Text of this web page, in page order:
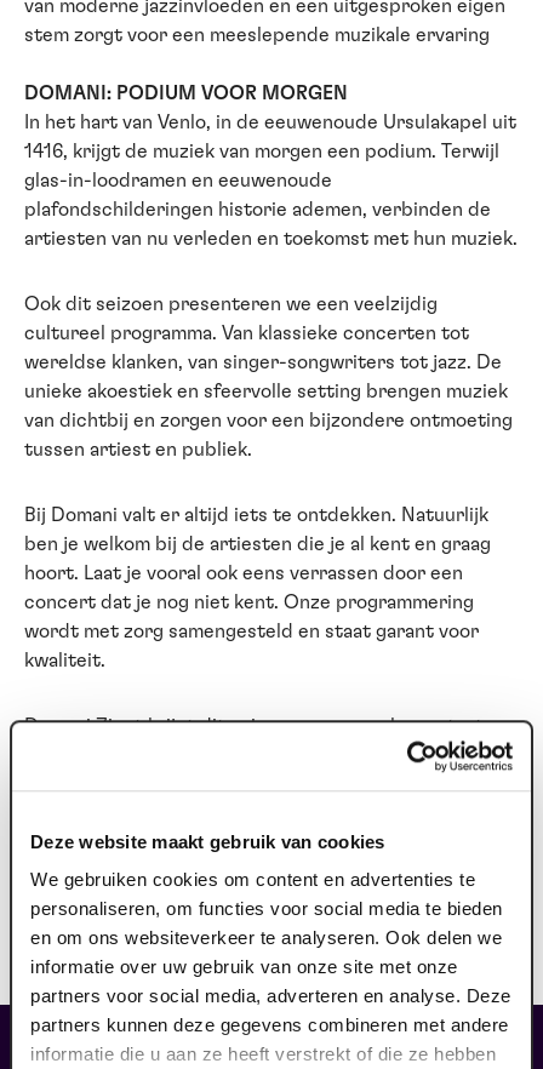
Deze website maakt gebruik van cookies
We gebruiken cookies om content en advertenties te
personaliseren, om functies voor social media te bieden
en om ons websiteverkeer te analyseren. Ook delen we
informatie over uw gebruik van onze site met onze
partners voor social media, adverteren en analyse. Deze
partners kunnen deze gegevens combineren met andere
informatie die u aan ze heeft verstrekt of die ze hebben
van moderne jazzinvloeden en een uitgesproken eigen
stem zorgt voor een meeslepende muzikale ervaring
DOMANI: PODIUM VOOR MORGEN
In het hart van Venlo, in de eeuwenoude Ursulakapel uit
1416, krijgt de muziek van morgen een podium. Terwijl
glas-in-loodramen en eeuwenoude
plafondschilderingen historie ademen, verbinden de
artiesten van nu verleden en toekomst met hun muziek.
Ook dit seizoen presenteren we een veelzijdig
cultureel programma. Van klassieke concerten tot
wereldse klanken, van singer-songwriters tot jazz. De
unieke akoestiek en sfeervolle setting brengen muziek
van dichtbij en zorgen voor een bijzondere ontmoeting
tussen artiest en publiek.
Bij Domani valt er altijd iets te ontdekken. Natuurlijk
ben je welkom bij de artiesten die je al kent en graag
hoort. Laat je vooral ook eens verrassen door een
concert dat je nog niet kent. Onze programmering
wordt met zorg samengesteld en staat garant voor
kwaliteit.
Domani Zingt krijgt dit seizoen een vervolg en staat
vaker op de agenda. Samen zingen, verbinden en de
Wees welkom bij Domani, podium voor morgen!
Voorwaarden
Bij deze voorstelling is geen enkele korting geldig.
fans dieser Show haben auch